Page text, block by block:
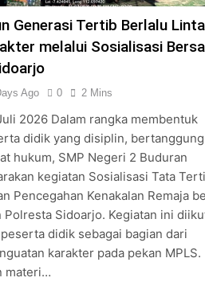
Generasi Tertib Berlalu
melalui Sosialisasi
Ago 0 2 Mins
2026 Dalam rangka membentuk
didik yang disiplin, bertanggung
hukum, SMP Negeri 2 Buduran
kegiatan Sosialisasi Tata
Pencegahan Kenakalan Remaja
Polresta Sidoarjo. Kegiatan ini
didik sebagai bagian dari
karakter pada pekan MPLS.
materi…